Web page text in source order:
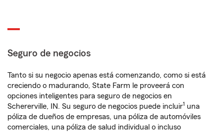
Seguro de negocios
Tanto si su negocio apenas está comenzando, como si está
creciendo o madurando, State Farm le proveerá con
opciones inteligentes para seguro de negocios en
Schererville, IN. Su seguro de negocios puede incluir1 una
póliza de dueños de empresas, una póliza de automóviles
comerciales, una póliza de salud individual o incluso